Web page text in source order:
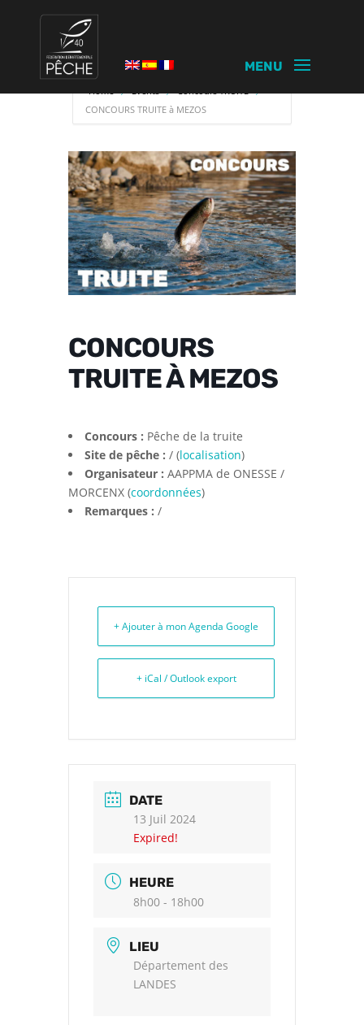
Home Events
Concours TRUITE
CONCOURS TRUITE à MEZOS
CONCOURS
TRUITE À MEZOS
Concours : Pêche de la truite
Site de pêche : / (localisation)
Organisateur : AAPPMA de ONESSE /
MORCENX (coordonnées)
Remarques : /
+ Ajouter à mon Agenda Google
+ iCal / Outlook export
DATE
13 Juil 2024
Expired!
HEURE
8h00 - 18h00
LIEU
Département des
LANDES